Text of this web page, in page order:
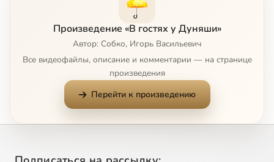
Произведение «В гостях у Дуняши»
Автор: Собко, Игорь Васильевич
Все видеофайлы, описание и комментарии — на странице
произведения
Перейти к произведению